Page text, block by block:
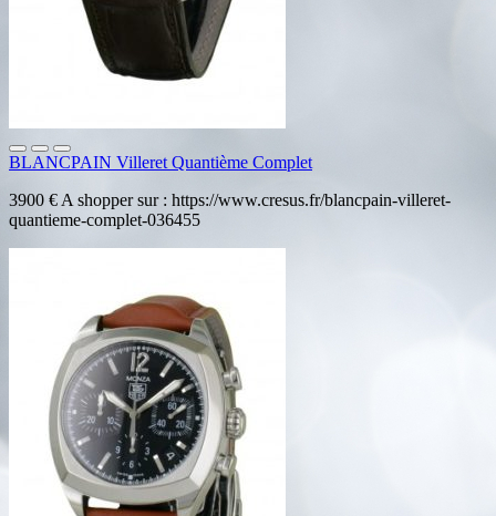
BLANCPAIN Villeret Quantième Complet
3900 € A shopper sur : https://www.cresus.fr/blancpain-villeret-
quantieme-complet-036455